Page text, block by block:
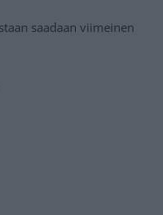
saadaan viimeinen